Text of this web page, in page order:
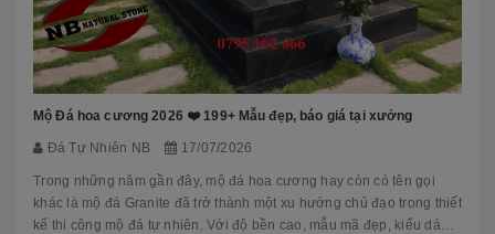
Mộ Đá hoa cương 2026 ❤️ 199+ Mẫu đẹp, báo giá tại xưởng
Đá Tự Nhiên NB 17/07/2026
Trong những năm gần đây, mộ đá hoa cương hay còn có tên gọi
khác là mộ đá Granite đã trở thành một xu hướng chủ đạo trong thiết
kế thi công mộ đá tự nhiên. Với độ bền cao, mẫu mã đẹp, kiểu dáng